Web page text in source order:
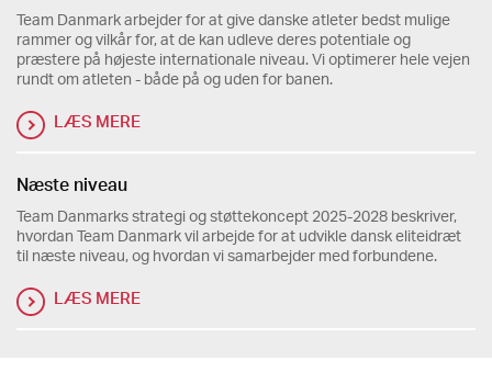
Team Danmark arbejder for at give danske atleter bedst mulige
rammer og vilkår for, at de kan udleve deres potentiale og
præstere på højeste internationale niveau. Vi optimerer hele vejen
rundt om atleten - både på og uden for banen.
LÆS MERE
Næste niveau
Team Danmarks strategi og støttekoncept 2025-2028 beskriver,
hvordan Team Danmark vil arbejde for at udvikle dansk eliteidræt
til næste niveau, og hvordan vi samarbejder med forbundene.
LÆS MERE